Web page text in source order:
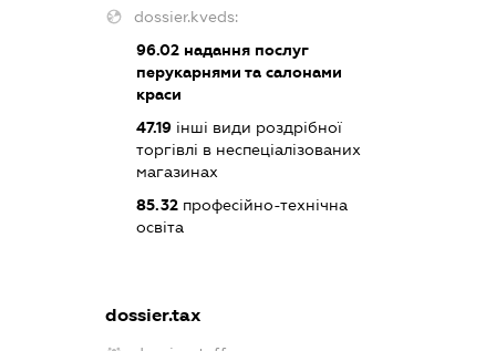
dossier.kveds:
96.02 надання послуг
перукарнями та салонами
краси
47.19 інші види роздрібної
торгівлі в неспеціалізованих
магазинах
85.32 професійно-технічна
освіта
dossier.tax